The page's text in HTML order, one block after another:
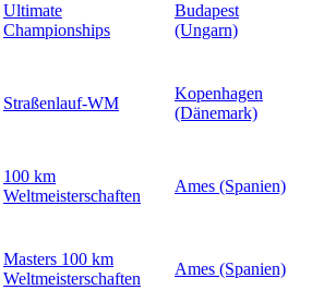
Ultimate
Championships
Budapest
(Ungarn)
Straßenlauf-WM
Kopenhagen
(Dänemark)
100 km
Weltmeisterschaften
Ames (Spanien)
Masters 100 km
Weltmeisterschaften
Ames (Spanien)